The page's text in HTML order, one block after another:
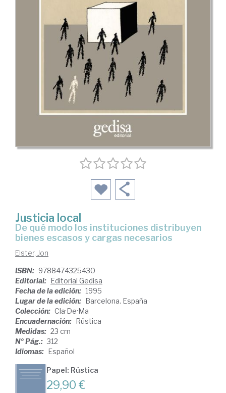
Justicia local
de qué modo los instituciones distribuyen
bienes escasos y cargas necesarios
Elster, Jon
ISBN: 9788474325430
Editorial: Editorial Gedisa
Fecha de la edición: 1995
Lugar de la edición: Barcelona. España
Colección: Cla·De·Ma
Encuadernación: Rústica
Medidas: 23 cm
Nº Pág.: 312
Idiomas: Español
Papel: Rústica
29,90 €